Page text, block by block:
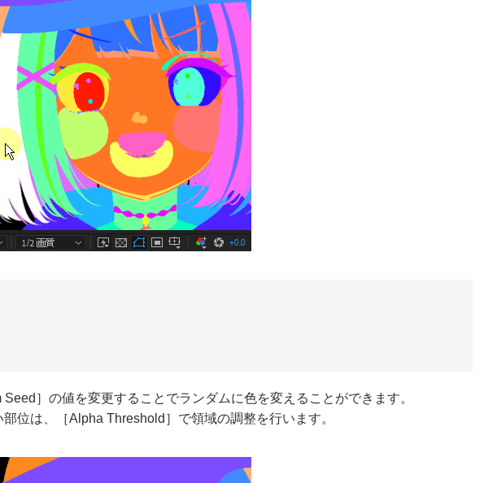
］の値を変更することでランダムに色を変えることができます。
位は、［Alpha Threshold］で領域の調整を行います。